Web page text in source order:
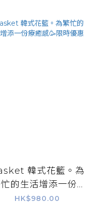
韓式花籃。為
的生活增添一份...
HK$980.00